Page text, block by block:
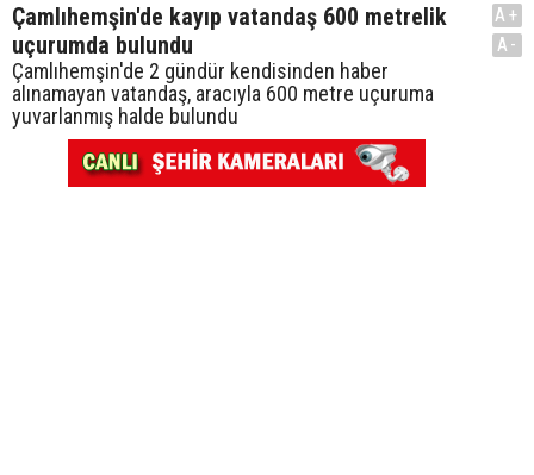
Çamlıhemşin'de kayıp vatandaş 600 metrelik
uçurumda bulundu
Çamlıhemşin'de 2 gündür kendisinden haber
alınamayan vatandaş, aracıyla 600 metre uçuruma
yuvarlanmış halde bulundu
A+
A-